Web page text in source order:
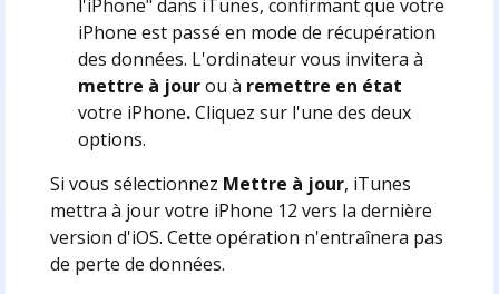
l'iPhone" dans iTunes, confirmant que votre
iPhone est passé en mode de récupération
des données. L'ordinateur vous invitera à
mettre à jourou à remettre en état
votre iPhone.Cliquez sur l'une des deux
options.
Si vous sélectionnez Mettre à jour, iTunes
mettra à jour votre iPhone 12 vers la dernière
version d'iOS. Cette opération n'entraînera pas
de perte de données.